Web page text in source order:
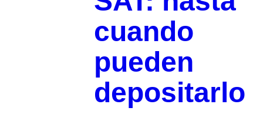
cuando
pueden
depositarlo